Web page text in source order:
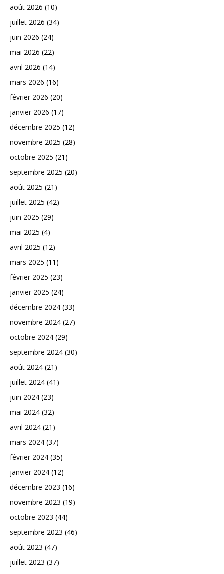
août 2026 (10)
juillet 2026 (34)
juin 2026 (24)
mai 2026 (22)
avril 2026 (14)
mars 2026 (16)
février 2026 (20)
janvier 2026 (17)
décembre 2025 (12)
novembre 2025 (28)
octobre 2025 (21)
septembre 2025 (20)
août 2025 (21)
juillet 2025 (42)
juin 2025 (29)
mai 2025 (4)
avril 2025 (12)
mars 2025 (11)
février 2025 (23)
janvier 2025 (24)
décembre 2024 (33)
novembre 2024 (27)
octobre 2024 (29)
septembre 2024 (30)
août 2024 (21)
juillet 2024 (41)
juin 2024 (23)
mai 2024 (32)
avril 2024 (21)
mars 2024 (37)
février 2024 (35)
janvier 2024 (12)
décembre 2023 (16)
novembre 2023 (19)
octobre 2023 (44)
septembre 2023 (46)
août 2023 (47)
juillet 2023 (37)